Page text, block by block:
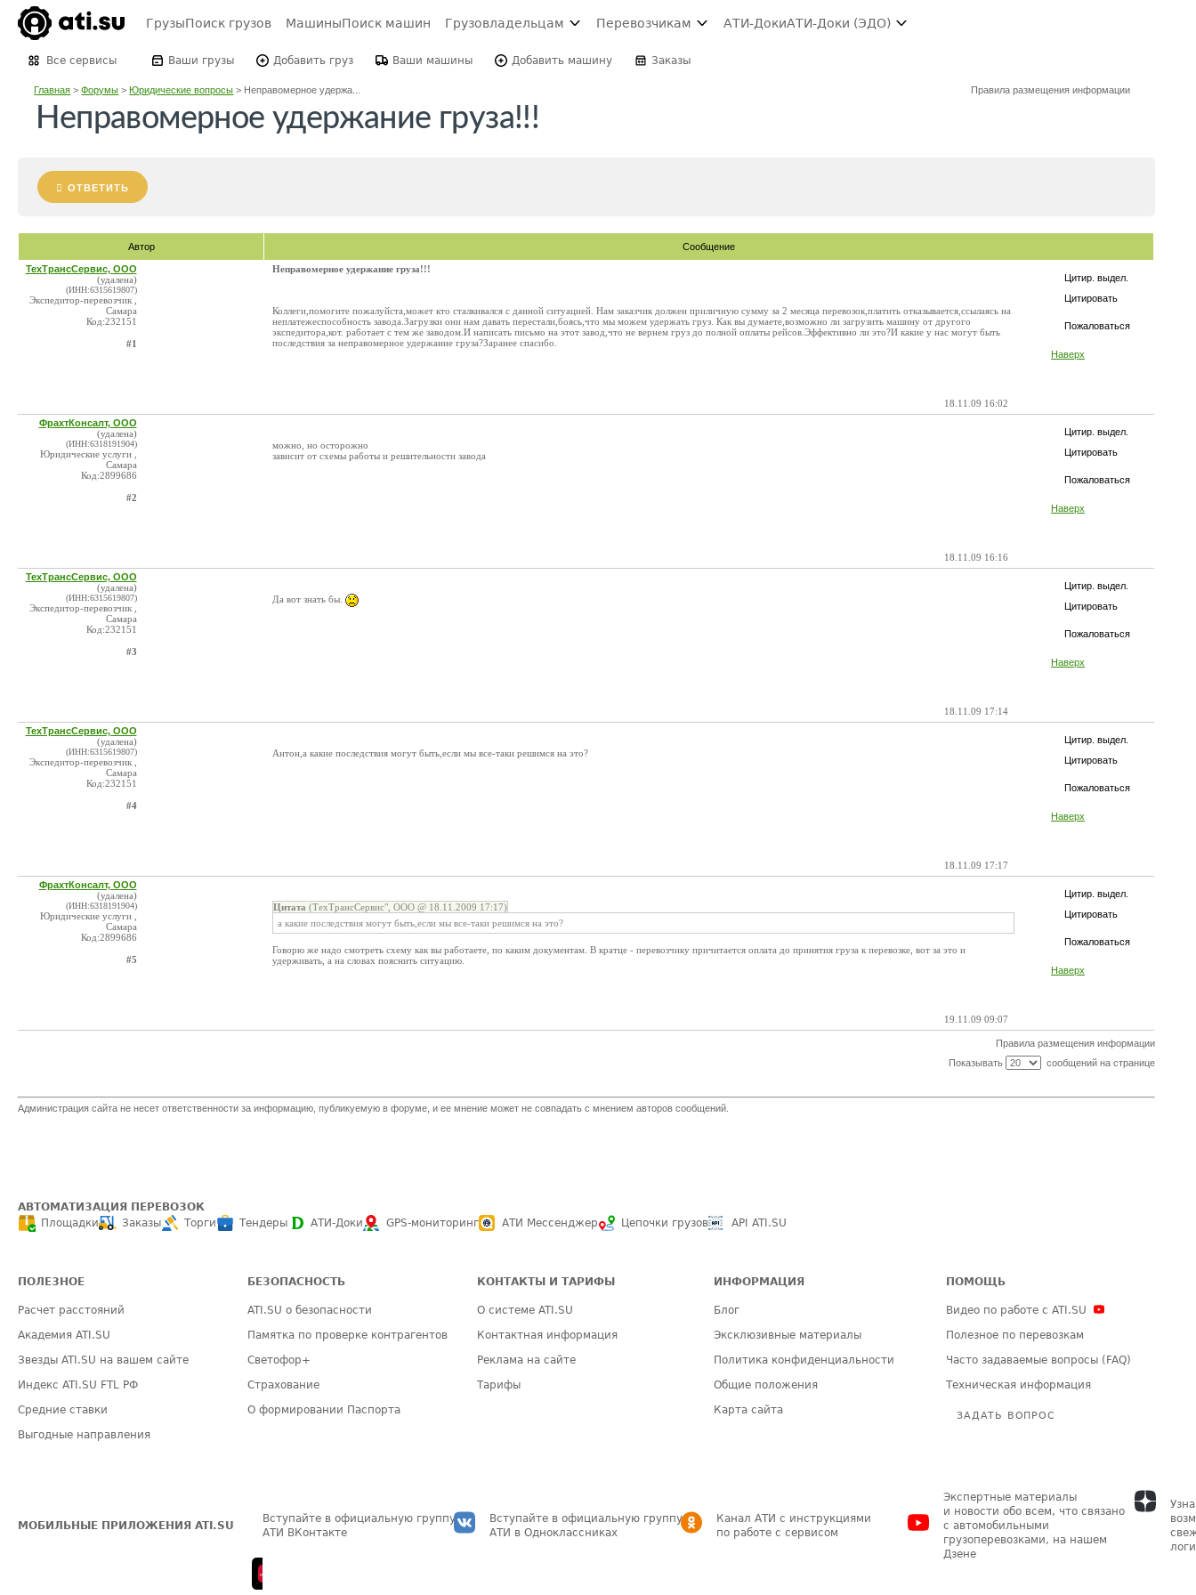
ГрузыПоиск грузов МашиныПоиск машин Грузовладельцам Перевозчикам АТИ-ДокиАТИ-Доки (ЭДО)
Все сервисы Ваши грузы Добавить груз Ваши машины Добавить машину Заказы
Главная >Форумы >Юридические вопросы > Неправомерное удержа... Правила размещения информации
Неправомерное удержание груза!!!
ОТВЕТИТЬ
Автор Сообщение
Цитир. выдел.
Цитировать
Пожаловаться
Наверх
ТехТрансСервис, ООО
(удалена)
(ИНН:6315619807)
Экспедитор-перевозчик ,
Самара
Код:232151
#1
Неправомерное удержание груза!!!
Коллеги,помогите пожалуйста,может кто сталкивался с данной ситуацией. Нам заказчик должен приличную сумму за 2 месяца перевозок,платить отказывается,ссылаясь на
неплатежеспособность завода.Загрузки они нам давать перестали,боясь,что мы можем удержать груз. Как вы думаете,возможно ли загрузить машину от другого
экспедитора,кот. работает с тем же заводом.И написать письмо на этот завод,что не вернем груз до полной оплаты рейсов.Эффективно ли это?И какие у нас могут быть
последствия за неправомерное удержание груза?Заранее спасибо.
18.11.09 16:02
Цитир. выдел.
Цитировать
Пожаловаться
Наверх
ФрахтКонсалт, ООО
(удалена)
(ИНН:6318191904)
Юридические услуги ,
Самара
Код:2899686
#2
можно, но осторожно
зависит от схемы работы и решительности завода
18.11.09 16:16
Цитир. выдел.
Цитировать
Пожаловаться
Наверх
ТехТрансСервис, ООО
(удалена)
(ИНН:6315619807)
Экспедитор-перевозчик ,
Самара
Код:232151
#3
Да вот знать бы.
18.11.09 17:14
Цитир. выдел.
Цитировать
Пожаловаться
Наверх
ТехТрансСервис, ООО
(удалена)
(ИНН:6315619807)
Экспедитор-перевозчик ,
Самара
Код:232151
#4
Антон,а какие последствия могут быть,если мы все-таки решимся на это?
18.11.09 17:17
Цитир. выдел.
Цитировать
Пожаловаться
Наверх
ФрахтКонсалт, ООО
(удалена)
(ИНН:6318191904)
Юридические услуги ,
Самара
Код:2899686
#5
Цитата (ТехТрансСервис", ООО @ 18.11.2009 17:17)
а какие последствия могут быть,если мы все-таки решимся на это?
Говорю же надо смотреть схему как вы работаете, по каким документам. В кратце - перевозчику причитается оплата до принятия груза к перевозке, вот за это и
удерживать, а на словах пояснить ситуацию.
19.11.09 09:07
Правила размещения информации
Показывать
сообщений на странице
Администрация сайта не несет ответственности за информацию, публикуемую в форуме, и ее мнение может не совпадать с мнением авторов сообщений.
АВТОМАТИЗАЦИЯ ПЕРЕВОЗОК
Площадки
Заказы Торги Тендеры АТИ-Доки GPS-мониторинг АТИ Мессенджер Цепочки грузов API ATI.SU
ПОЛЕЗНОЕ
Расчет расстояний
Академия ATI.SU
Звезды ATI.SU на вашем сайте
Индекс ATI.SU FTL РФ
Средние ставки
Выгодные направления
БЕЗОПАСНОСТЬ
ATI.SU о безопасности
Памятка по проверке контрагентов
Светофор+
Страхование
О формировании Паспорта
КОНТАКТЫ И ТАРИФЫ
О системе ATI.SU
Контактная информация
Реклама на сайте
Тарифы
ИНФОРМАЦИЯ
Блог
Эксклюзивные материалы
Политика конфиденциальности
Общие положения
Карта сайта
ПОМОЩЬ
Видео по работе с ATI.SU
Полезное по перевозкам
Часто задаваемые вопросы (FAQ)
Техническая информация
ЗАДАТЬ ВОПРОС
МОБИЛЬНЫЕ ПРИЛОЖЕНИЯ ATI.SU
Вступайте в официальную группу
АТИ ВКонтакте
Вступайте в официальную группу
АТИ в Одноклассниках
Канал АТИ с инструкциями
по работе с сервисом
Экспертные материалы
и новости обо всем, что связано
с автомобильными
грузоперевозками, на нашем
Дзене